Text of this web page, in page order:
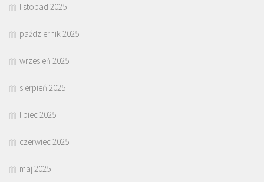
listopad 2025
październik 2025
wrzesień 2025
sierpień 2025
lipiec 2025
czerwiec 2025
maj 2025